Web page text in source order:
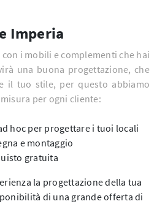
Imperia
i mobili e complementi che hai
una buona progettazione, che
il tuo stile, per questo abbiamo
per ogni cliente:
hoc per progettare i tuoi locali
e montaggio
gratuita
la progettazione della tua
di una grande offerta di